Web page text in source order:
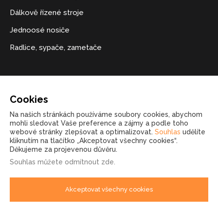
Dálkově řízené stroje
Jednoosé nosiče
Radlice, sypače, zametače
marketing@malcomcz.eu
© 2026
Cookies
Na našich stránkách používáme soubory cookies, abychom
mohli sledovat Vaše preference a zájmy a podle toho
webové stránky zlepšovat a optimalizovat. Souhlas udělíte
kliknutím na tlačítko „Akceptovat všechny cookies“.
Děkujeme za projevenou důvěru.
Souhlas můžete odmítnout zde
Akceptovat všechny cookies